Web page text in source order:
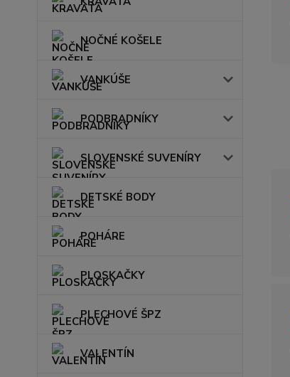
NOČNÉ KOŠELE
VANKÚŠE
PODBRADNÍKY
SLOVENSKÉ SUVENÍRY
DETSKÉ BODY
POHÁRE
PLOSKAČKY
PLECHOVÉ ŠPZ
VALENTÍN